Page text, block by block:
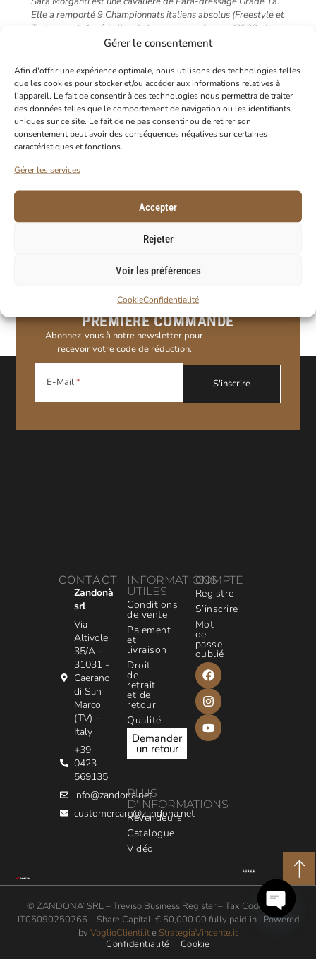
Gérer le consentement
Afin d'offrir une expérience optimale, nous utilisons des technologies telles
que les cookies pour stocker et/ou accéder aux informations relatives à
l'appareil. Le fait de consentir à ces technologies nous permettra de traiter
des données telles que le comportement de navigation ou les identifiants
uniques sur ce site. Le fait de ne pas consentir ou de retirer son
consentement peut avoir des conséquences négatives sur certaines
caractéristiques et fonctions.
Gérer les services
Accepter
Rejeter
Voir les préférences
CookieConfidentialité
Elle a remporté 9 Championnats italiens absolus (Freestyle et
Techniques), 4 médailles de bronze européennes (2009, deux
en 2013, 2015), 1 or individuel Technique et 1 or Freestyle
Freestyle aux Championnats du monde de Caen 2014. Elle a
reçu la médaille de bronze (2009) et la médaille d’or (2014)
au Valore Atletico par Coni. Lors de toutes les compétitions
internationales 3 étoiles auxquelles elle a participé, elle est
toujours montée sur le podium et s’est classée 4ème en
Freestyle aux Jeux Paralympiques de Londres 2012.
SARA MORGANTI
NATIONALITÉ: ITALIE
PROFITEZ DE -10% SUR VOTRE
PREMIÈRE COMMANDE
Abonnez-vous à notre newsletter pour
recevoir votre code de réduction.
E-Mail
CONTACT
Zandonà
srl
Via
Altivole
35/A -
31031 -
Caerano
di San
Marco
(TV) -
Italy
+39
0423
569135
info@zandona.net
customercare@zandona.net
INFORMATIONS
UTILES
Conditions
de vente
Paiement
et
livraison
Droit
de
retrait
et de
retour
Qualité
Demander
un retour
PLUS
D'INFORMATIONS
Revendeurs
Catalogue
Vidéo
COMPTE
Registre
S’inscrire
Mot
de
passe
oublié
© ZANDONA’ SRL – Treviso Business Register – Tax Code / VAT:
IT05090250266 – Share Capital: € 50,000.00 fully paid-in | Powered
by VoglioClienti.ite StrategiaVincente.it
Confidentialité
Cookie
Open